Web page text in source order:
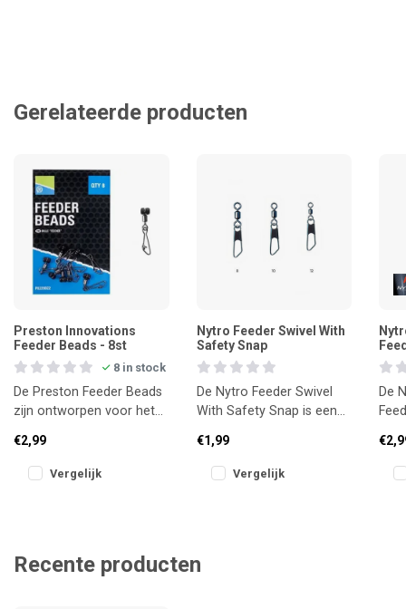
Gerelateerde producten
Preston Innovations
Feeder Beads - 8st
8 in stock
De Preston Feeder Beads
zijn ontworpen voor het
voerkorf, zonder in te boe
€2,99
Vergelijk
Nytro Feeder Swivel With
Safety Snap
De Nytro Feeder Swivel
With Safety Snap is een
veiligheidssluiting voor
feede
€1,99
Vergelijk
De
vo
Recente producten